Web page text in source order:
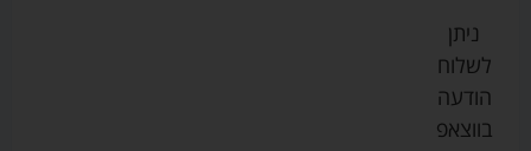
ניתן
לשלוח
הודעה
בווצאפ